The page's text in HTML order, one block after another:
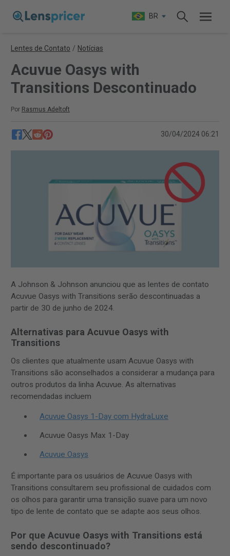
BR
Lentes de Contato / Notícias
Acuvue Oasys with
Transitions Descontinuado
Por Rasmus Adeltoft
30/04/2024 06:21
A Johnson & Johnson anunciou que as lentes de contato
Acuvue Oasys with Transitions serão descontinuadas a
partir de 30 de junho de 2024.
Alternativas para Acuvue Oasys with
Transitions
Os clientes que atualmente usam Acuvue Oasys with
Transitions são aconselhados a considerar a mudança para
outros produtos da linha Acuvue. As alternativas
recomendadas incluem
Acuvue Oasys 1-Day com HydraLuxe
Acuvue Oasys Max 1-Day
Acuvue Oasys
É importante para os usuários de Acuvue Oasys with
Transitions consultarem seu profissional de cuidados com
os olhos para garantir uma transição suave para um novo
tipo de lente de contato que se adapte aos seus olhos.
Por que Acuvue Oasys with Transitions está
sendo descontinuado?